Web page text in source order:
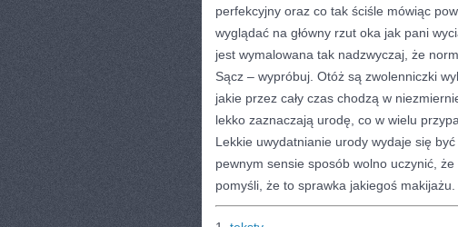
perfekcyjny oraz co tak ściśle mówiąc
wyglądać na główny rzut oka jak pani
jest wymalowana tak nadzwyczaj, że
Sącz – wypróbuj. Otóż są zwolenniczki
jakie przez cały czas chodzą w
lekko zaznaczają urodę, co w wielu
Lekkie uwydatnianie urody wydaje się
pewnym sensie sposób wolno uczynić,
pomyśli, że to sprawka jakiegoś makijażu.